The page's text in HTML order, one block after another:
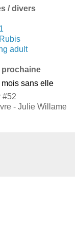
/ divers
adult
prochaine
sans elle
#52
- Julie Willame